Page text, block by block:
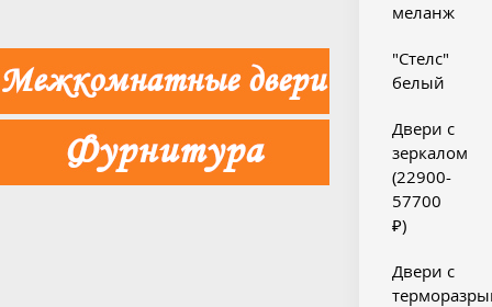
меланж
"Стелс"
белый
Двери с
зеркалом
(22900-
57700
₽)
Двери с